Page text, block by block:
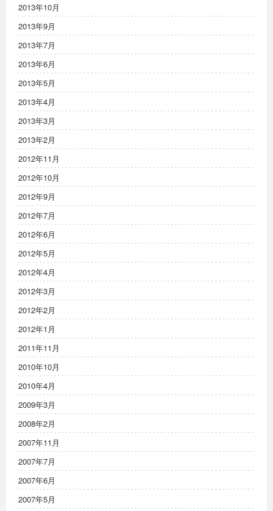
2013年10月
2013年9月
2013年7月
2013年6月
2013年5月
2013年4月
2013年3月
2013年2月
2012年11月
2012年10月
2012年9月
2012年7月
2012年6月
2012年5月
2012年4月
2012年3月
2012年2月
2012年1月
2011年11月
2010年10月
2010年4月
2009年3月
2008年2月
2007年11月
2007年7月
2007年6月
2007年5月